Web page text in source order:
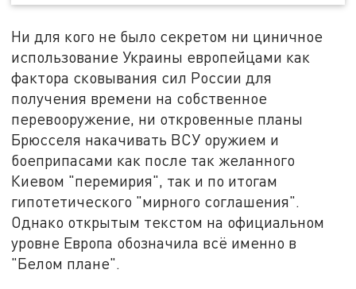
Ни для кого не было секретом ни циничное
использование Украины европейцами как
фактора сковывания сил России для
получения времени на собственное
перевооружение, ни откровенные планы
Брюсселя накачивать ВСУ оружием и
боеприпасами как после так желанного
Киевом "перемирия", так и по итогам
гипотетического "мирного соглашения".
Однако открытым текстом на официальном
уровне Европа обозначила всё именно в
"Белом плане".